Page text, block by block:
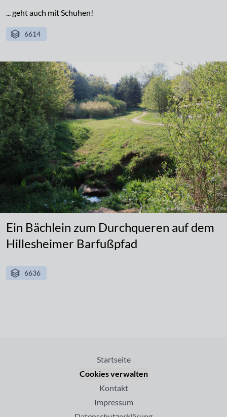
... geht auch mit Schuhen!
6614
Ein Bächlein zum Durchqueren auf dem
Hillesheimer Barfußpfad
6636
Startseite
Cookies verwalten
Kontakt
Impressum